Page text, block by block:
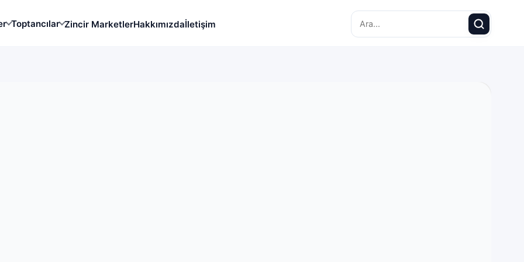
Toptancılar Zincir MarketlerHakkımızdaİletişim Search for: